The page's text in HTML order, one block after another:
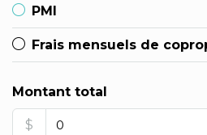
PMI
Frais mensuels de
Montant total
$